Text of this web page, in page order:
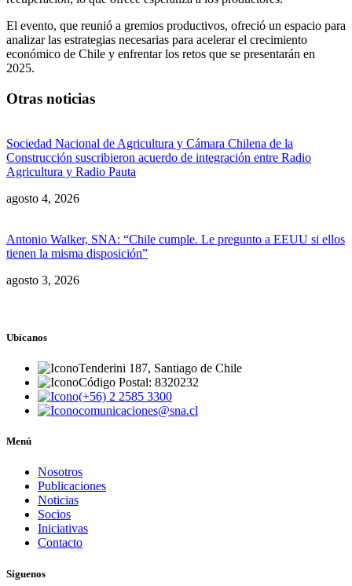
El evento, que reunió a gremios productivos, ofreció un espacio para
analizar las estrategias necesarias para acelerar el crecimiento
económico de Chile y enfrentar los retos que se presentarán en
2025.
Otras noticias
Sociedad Nacional de Agricultura y Cámara Chilena de la
Construcción suscribieron acuerdo de integración entre Radio
Agricultura y Radio Pauta
agosto 4, 2026
Antonio Walker, SNA: “Chile cumple. Le pregunto a EEUU si ellos
tienen la misma disposición”
agosto 3, 2026
Ubícanos
Tenderini 187, Santiago de Chile
Código Postal: 8320232
(+56) 2 2585 3300
comunicaciones@sna.cl
Menú
Nosotros
Publicaciones
Noticias
Socios
Iniciativas
Contacto
Síguenos